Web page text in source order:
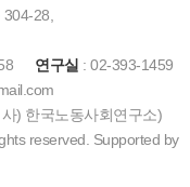
28,
연구실 : 02-393-1459
) 한국노동사회연구소)
reserved. Supported by